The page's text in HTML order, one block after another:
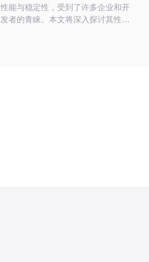
性能与稳定性，受到了许多企业和开
发者的青睐。本文将深入探讨其性